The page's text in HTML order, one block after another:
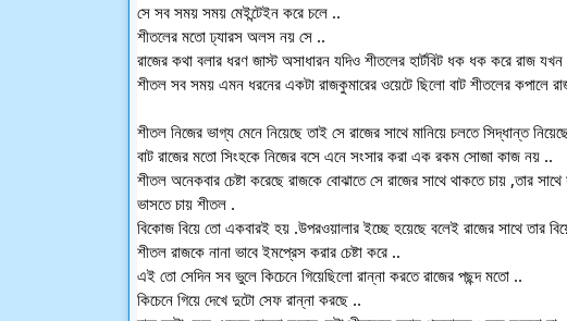
সে সব সময় সময় মেইন্টেইন করে চলে ..
শীতলের মতো ঢ্যারস অলস নয় সে ..
রাজের কথা বলার ধরণ জাস্ট অসাধারন যদিও শীতলের হার্টবিট ধক ধক করে রাজ
শীতল সব সময় এমন ধরনের একটা রাজকুমারের ওয়েটে ছিলো বাট শীতলের কপালে
শীতল নিজের ভাগ্য মেনে নিয়েছে তাই সে রাজের সাথে মানিয়ে চলতে সিদ্ধান্ত
বাট রাজের মতো সিংহকে নিজের বসে এনে সংসার করা এক রকম সোজা কাজ নয় ..
শীতল অনেকবার চেষ্টা করেছে রাজকে বোঝাতে সে রাজের সাথে থাকতে চায় ,তার
ভাসতে চায় শীতল .
বিকোজ বিয়ে তো একবারই হয় .উপরওয়ালার ইচ্ছে হয়েছে বলেই রাজের সাথে তার
শীতল রাজকে নানা ভাবে ইমপ্রেস করার চেষ্টা করে ..
এই তো সেদিন সব ভুলে কিচেনে গিয়েছিলো রান্না করতে রাজের পছন্দ মতো ..
কিচেনে গিয়ে দেখে দুটো সেফ রান্না করছে ..